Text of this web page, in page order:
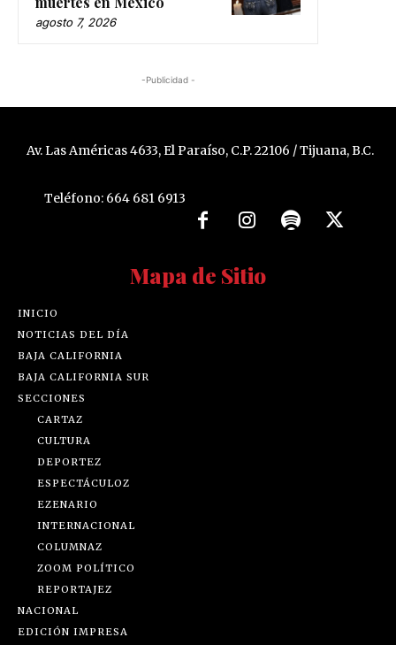
agosto 7, 2026
-Publicidad -
Av. Las Américas 4633, El Paraíso, C.P. 22106 / Tijuana, B.C.
Teléfono: 664 681 6913
Mapa de Sitio
INICIO
NOTICIAS DEL DÍA
BAJA CALIFORNIA
BAJA CALIFORNIA SUR
SECCIONES
CARTAZ
CULTURA
DEPORTEZ
ESPECTÁCULOZ
EZENARIO
INTERNACIONAL
COLUMNAZ
ZOOM POLÍTICO
REPORTAJEZ
NACIONAL
EDICIÓN IMPRESA